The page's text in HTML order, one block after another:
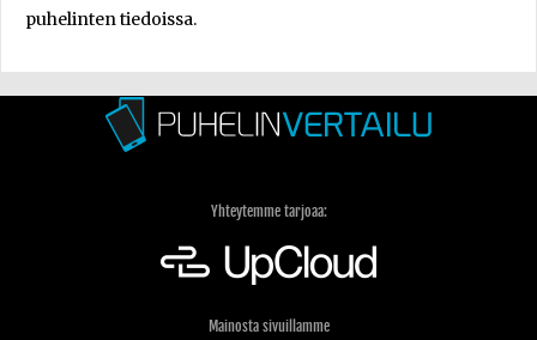
puhelinten tiedoissa.
Yhteytemme tarjoaa:
Mainosta sivuillamme